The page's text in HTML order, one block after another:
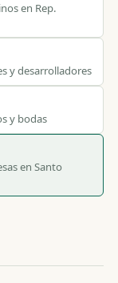
en Rep.
y desarrolladores
y bodas
en Santo